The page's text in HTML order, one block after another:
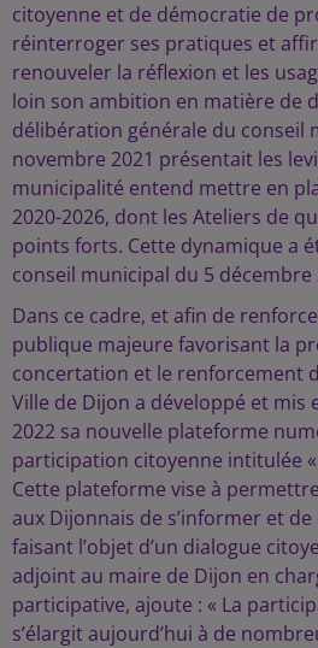
citoyenne et de démocratie de
réinterroger ses pratiques et
renouveler la réflexion et les
loin son ambition en matière de
délibération générale du conseil
novembre 2021 présentait les
municipalité entend mettre en
2020-2026, dont les Ateliers de
points forts. Cette dynamique a
conseil municipal du 5 décembre
Dans ce cadre, et afin de
publique majeure favorisant la
concertation et le renforcement
Ville de Dijon a développé et mis
2022 sa nouvelle plateforme
participation citoyenne intitulée
Cette plateforme vise à
aux Dijonnais de s’informer et
faisant l’objet d’un dialogue
adjoint au maire de Dijon en
participative, ajoute : « La
s’élargit aujourd’hui à de